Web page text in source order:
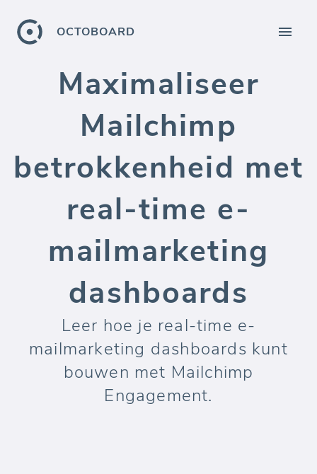
OCTOBOARD
Maximaliseer
Mailchimp
betrokkenheid met
real-time e-
mailmarketing
dashboards
Leer hoe je real-time e-
mailmarketing dashboards kunt
bouwen met Mailchimp
Engagement.